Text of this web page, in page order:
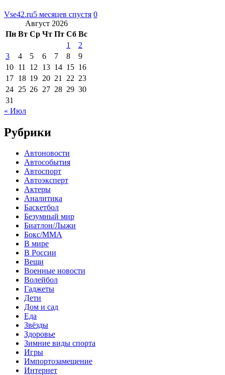
Vse42.ru5 месяцев спустя 0
Август 2026
Пн Вт Ср Чт Пт Сб Вс
1
2
3
4 5 6 7 8
9
10 11 12 13 14 15 16
17 18 19 20 21 22 23
24 25 26 27 28 29 30
31
« Июл
Рубрики
Автоновости
Автособытия
Автоспорт
Автоэксперт
Актеры
Аналитика
Баскетбол
Безумный мир
Биатлон/Лыжи
Бокс/MMA
В мире
В России
Вещи
Военные новости
Волейбол
Гаджеты
Дети
Дом и сад
Еда
Звёзды
Здоровье
Зимние виды спорта
Игры
Импортозамещение
Интернет